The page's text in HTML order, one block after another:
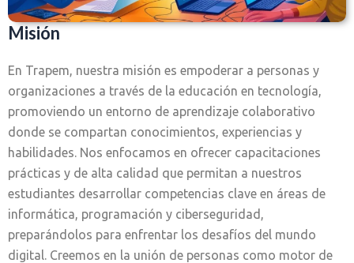
Misión
En Trapem, nuestra misión es empoderar a personas y
organizaciones a través de la educación en tecnología,
promoviendo un entorno de aprendizaje colaborativo
donde se compartan conocimientos, experiencias y
habilidades. Nos enfocamos en ofrecer capacitaciones
prácticas y de alta calidad que permitan a nuestros
estudiantes desarrollar competencias clave en áreas de
informática, programación y ciberseguridad,
preparándolos para enfrentar los desafíos del mundo
digital. Creemos en la unión de personas como motor de